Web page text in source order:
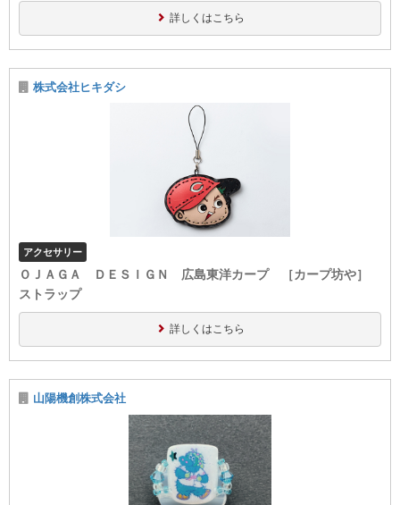
詳しくはこちら
株式会社ヒキダシ
アクセサリー
ＯＪＡＧＡ ＤＥＳＩＧＮ 広島東洋カープ ［カープ坊や］
ストラップ
詳しくはこちら
山陽機創株式会社